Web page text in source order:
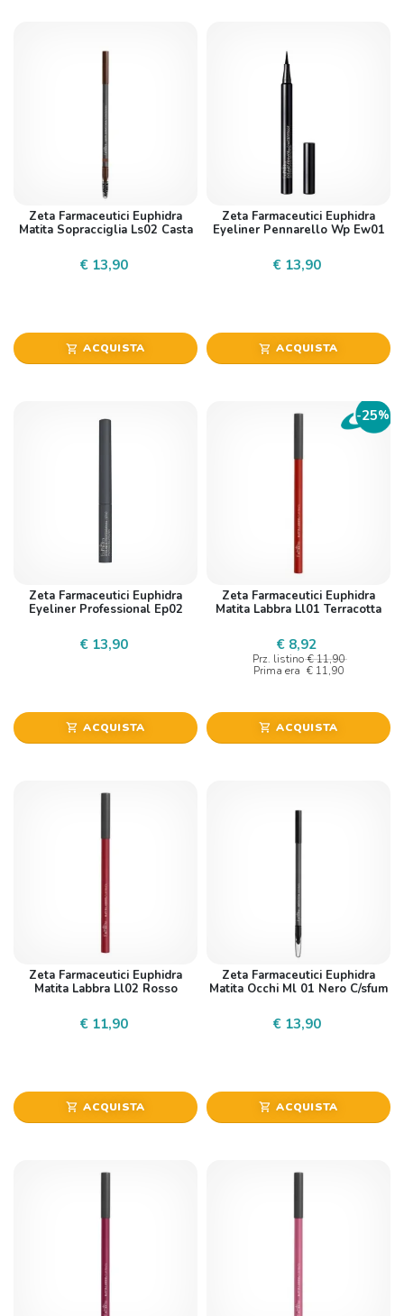
Zeta Farmaceutici Euphidra
Matita Sopracciglia Ls02 Casta
€ 13,90
shopping_cart ACQUISTA
Zeta Farmaceutici Euphidra
Eyeliner Pennarello Wp Ew01
€ 13,90
shopping_cart ACQUISTA
Zeta Farmaceutici Euphidra
Eyeliner Professional Ep02
€ 13,90
shopping_cart ACQUISTA
-25%
Zeta Farmaceutici Euphidra
Matita Labbra Ll01 Terracotta
€ 8,92
Prz. listino € 11,90
Prima era € 11,90
shopping_cart ACQUISTA
Zeta Farmaceutici Euphidra
Matita Labbra Ll02 Rosso
€ 11,90
shopping_cart ACQUISTA
Zeta Farmaceutici Euphidra
Matita Occhi Ml 01 Nero C/sfum
€ 13,90
shopping_cart ACQUISTA